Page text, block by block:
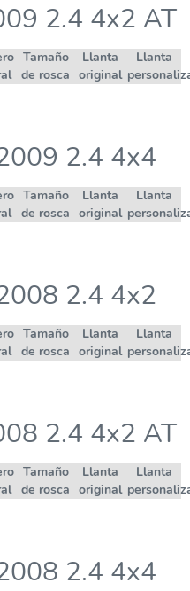
2.4 4x2 AT
Tamaño
de rosca
Llanta
original
Llanta
2.4 4x4
Tamaño
de rosca
Llanta
original
Llanta
2.4 4x2
Tamaño
de rosca
Llanta
original
Llanta
2.4 4x2 AT
Tamaño
de rosca
Llanta
original
Llanta
2.4 4x4